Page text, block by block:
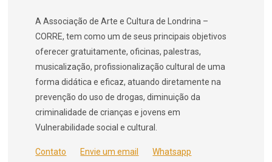
A Associação de Arte e Cultura de Londrina –
CORRE, tem como um de seus principais objetivos
oferecer gratuitamente, oficinas, palestras,
musicalização, profissionalização cultural de uma
forma didática e eficaz, atuando diretamente na
prevenção do uso de drogas, diminuição da
criminalidade de crianças e jovens em
Vulnerabilidade social e cultural.
Contato Envie um email Whatsapp